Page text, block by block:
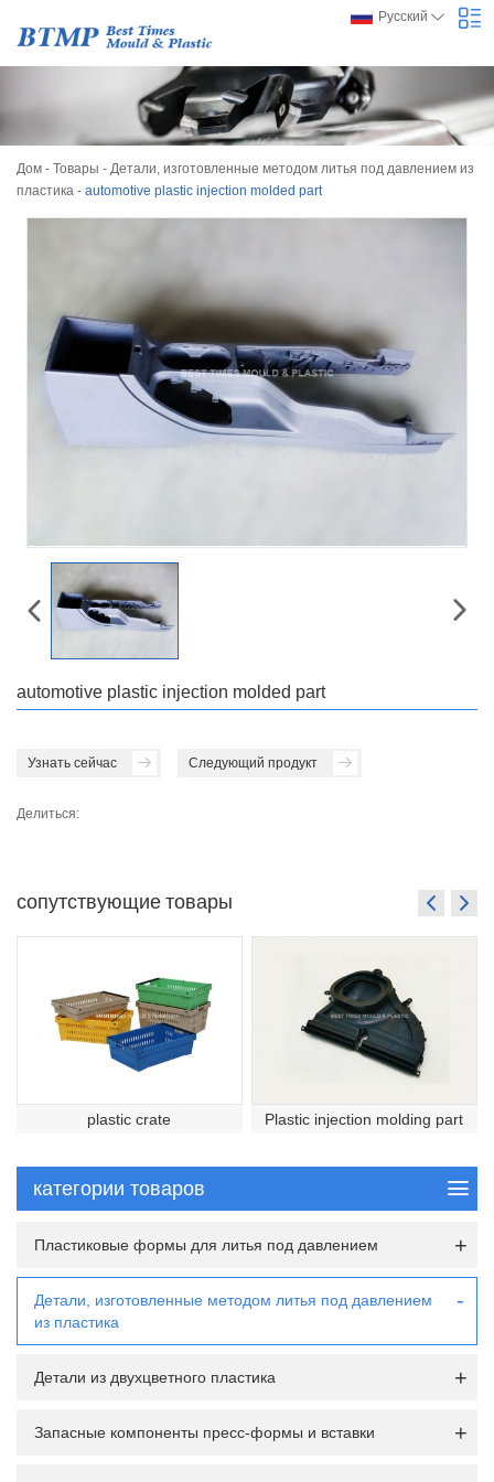
Русский
Дом - Товары - Детали, изготовленные методом литья под давлением из
пластика - automotive plastic injection molded part
automotive plastic injection molded part
Узнать сейчас Следующий продукт
Делиться:
сопутствующие товары
plastic crate Plastic injection molding part
категории товаров
Пластиковые формы для литья под давлением
Детали, изготовленные методом литья под давлением
из пластика
Детали из двухцветного пластика
Запасные компоненты пресс-формы и вставки